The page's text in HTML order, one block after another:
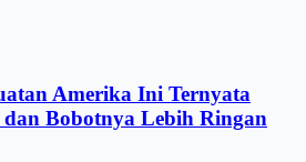
Amerika Ini Ternyata
Bobotnya Lebih Ringan